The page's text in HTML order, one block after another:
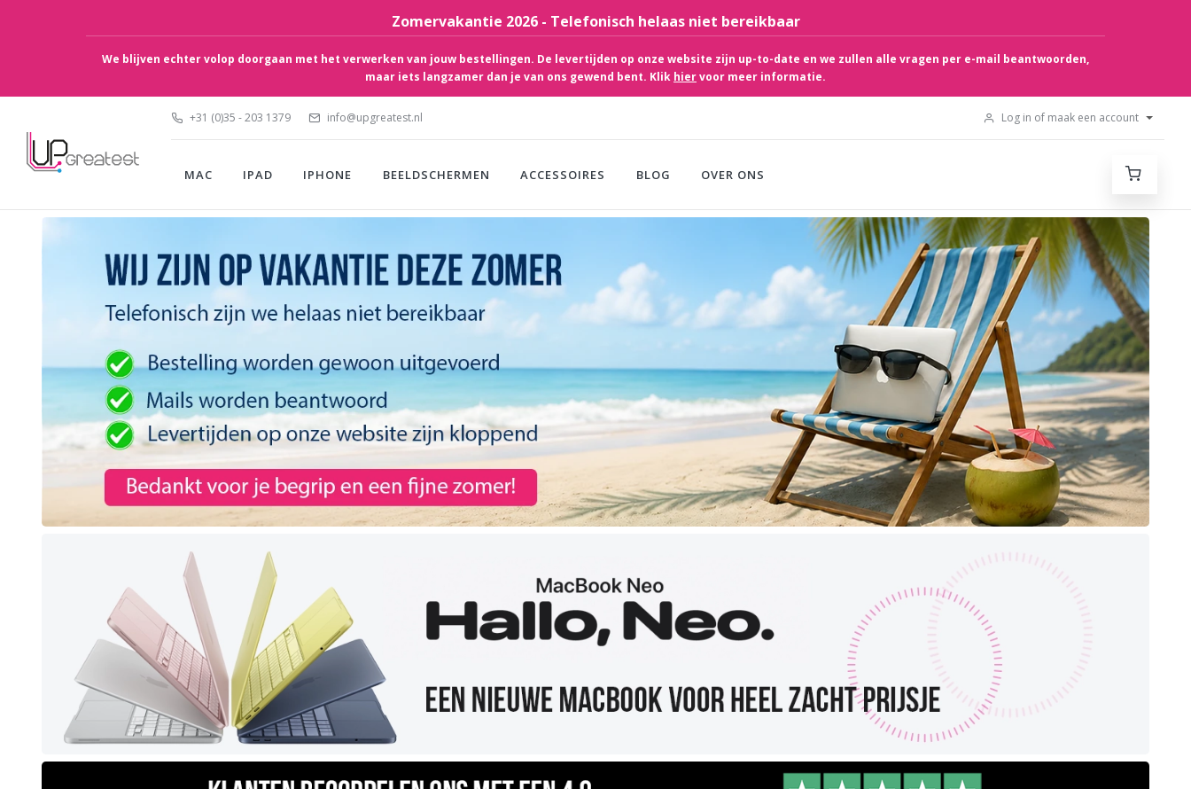
Zomervakantie 2026 - Telefonisch helaas niet bereikbaar
We blijven echter volop doorgaan met het verwerken van jouw bestellingen. De levertijden op onze website zijn up-to-date en we zullen alle vragen per e-mail beantwoorden,
maar iets langzamer dan je van ons gewend bent. Klik hiervoor meer informatie.
+31 (0)35 - 203 1379 info@upgreatest.nl Log in of maak een account
MAC IPAD IPHONE BEELDSCHERMEN ACCESSOIRES BLOG OVER ONS